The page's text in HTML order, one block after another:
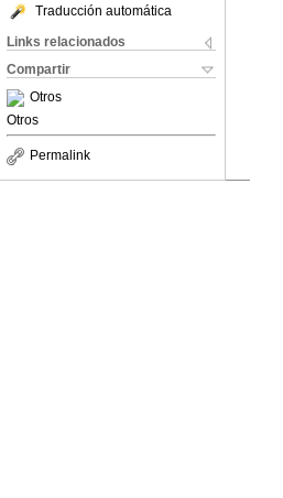
Traducción automática
Links relacionados
Compartir
Otros
Otros
Permalink